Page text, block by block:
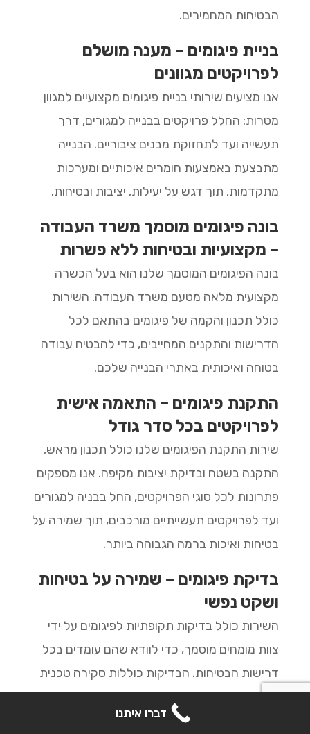
הבטיחות המחמירים.
בניית פיגומים – מענה מושלם
לפרויקטים מגוונים
אנו מציעים שירותי בניית פיגומים מקצועיים למגוון
מטרות: החלל פרויקטים בבנייה למגורים, דרך
תעשייה ועד לתחזוקת מבנים ציבוריים. הבנייה
מתבצעת באמצעות חומרים איכותיים ומערכות
מתקדמות, תוך דגש על יעילות, יציבות ובטיחות.
בונה פיגומים מוסמך משרד העבודה
– מקצועיות ובטיחות ללא פשרות
בונה הפיגומים המוסמך שלנו הוא בעל הכשרה
מקצועית מלאה מטעם משרד העבודה. השירות
כולל תכנון והקמה של פיגומים בהתאם לכל
הדרישות והתקנים המחייבים, כדי להבטיח עבודה
בטוחה ואיכותית באתרי הבנייה שלכם.
התקנת פיגומים – התאמה אישית
לפרויקטים בכל סדר גודל
שירות התקנת הפיגומים שלנו כולל תכנון מראש,
התקנה בשטח ובדיקת יציבות מקיפה. אנו מספקים
פתרונות לכל סוגי הפרויקטים, החל בבניה למגורים
ועד לפרויקטים תעשייתיים מורכבים, תוך שמירה על
בטיחות ואיכות ברמה הגבוהה ביותר.
בדיקת פיגומים – שמירה על בטיחות
ושקט נפשי
השירות כולל בדיקות תקופתיות לפיגומים על ידי
צוות מומחים מוסמך, כדי לוודא שהם עומדים בכל
דרישות הבטיחות. הבדיקות כוללות סקירה טכנית
של המבנה, בדיקת עמידות לעומסים ואישור
תקינות, כדי להבטיח סביבת עבודה בטוחה.
דברו איתנו